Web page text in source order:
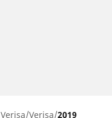
Verisa Verisa 2019